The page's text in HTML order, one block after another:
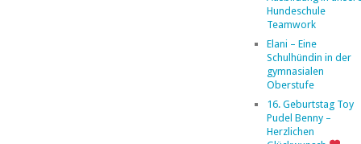
Hundeschule
Teamwork
Elani – Eine
Schulhündin in der
gymnasialen
Oberstufe
16. Geburtstag Toy
Pudel Benny –
Herzlichen